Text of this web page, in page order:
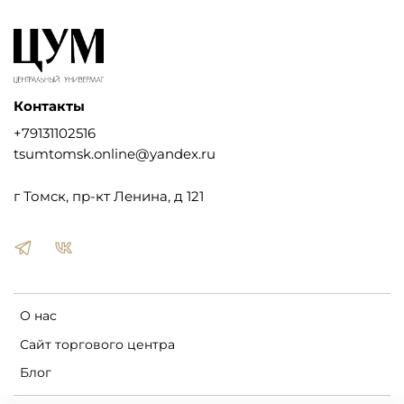
О нас
Сайт торгового центра
Блог
Контакты
+79131102516
tsumtomsk.online@yandex.ru
г Томск, пр-кт Ленина, д 121